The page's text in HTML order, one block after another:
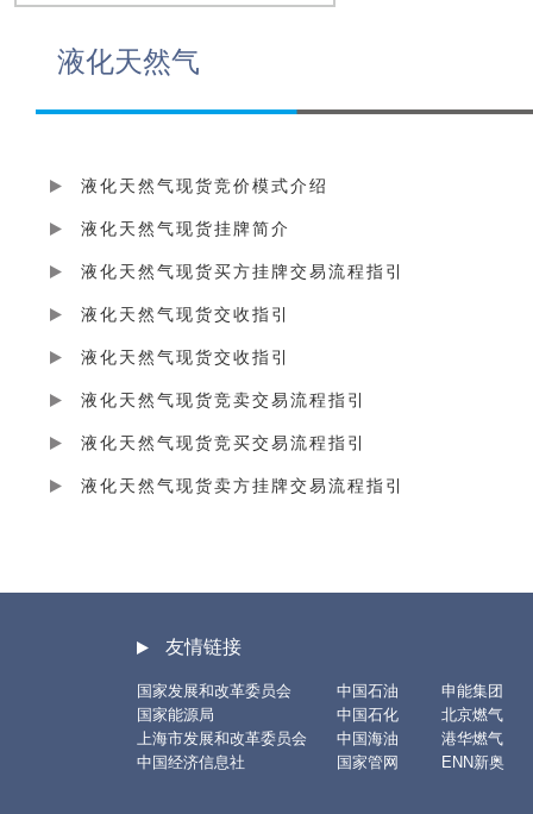
液化天然气
液化天然气现货竞价模式介绍
液化天然气现货挂牌简介
液化天然气现货买方挂牌交易流程指引
液化天然气现货交收指引
液化天然气现货交收指引
液化天然气现货竞卖交易流程指引
液化天然气现货竞买交易流程指引
液化天然气现货卖方挂牌交易流程指引
友情链接
国家发展和改革委员会
国家能源局
上海市发展和改革委员会
中国经济信息社
中国石油
中国石化
中国海油
国家管网
申能集团
北京燃气
港华燃气
ENN新奥